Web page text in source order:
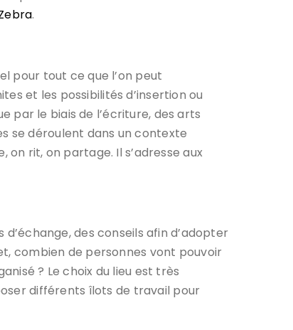
.
pour tout ce que l’on peut
et les possibilités d’insertion ou
par le biais de l’écriture, des arts
se déroulent dans un contexte
rit, on partage. Il s’adresse aux
des conseils afin d’adopter
combien de personnes vont pouvoir
? Le choix du lieu est très
différents îlots de travail pour